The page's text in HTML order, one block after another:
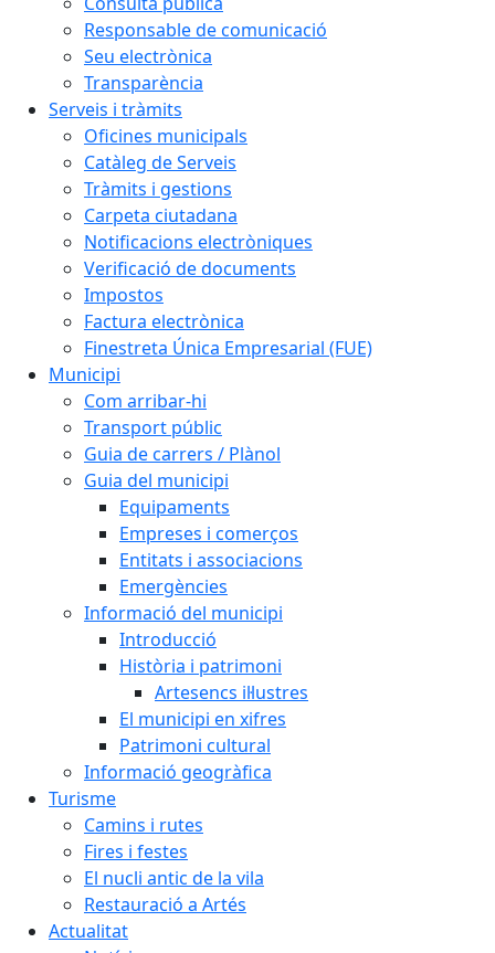
Responsable de comunicació
Seu electrònica
Transparència
Serveis i tràmits
Oficines municipals
Catàleg de Serveis
Tràmits i gestions
Carpeta ciutadana
Notificacions electròniques
Verificació de documents
Impostos
Factura electrònica
Finestreta Única Empresarial (FUE)
Municipi
Com arribar-hi
Transport públic
Guia de carrers / Plànol
Guia del municipi
Equipaments
Empreses i comerços
Entitats i associacions
Emergències
Informació del municipi
Introducció
Història i patrimoni
Artesencs il·lustres
El municipi en xifres
Patrimoni cultural
Informació geogràfica
Turisme
Camins i rutes
Fires i festes
El nucli antic de la vila
Restauració a Artés
Actualitat